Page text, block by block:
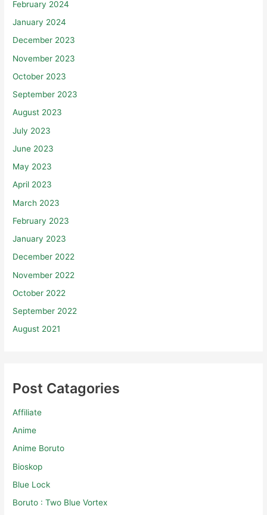
February 2024
January 2024
December 2023
November 2023
October 2023
September 2023
August 2023
July 2023
June 2023
May 2023
April 2023
March 2023
February 2023
January 2023
December 2022
November 2022
October 2022
September 2022
August 2021
Post Catagories
Affiliate
Anime
Anime Boruto
Bioskop
Blue Lock
Boruto : Two Blue Vortex